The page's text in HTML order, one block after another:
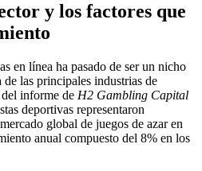
y los factores que
en línea ha pasado de ser un nicho
las principales industrias de
informe de H2 Gambling Capital
deportivas representaron
global de juegos de azar en
anual compuesto del 8% en los